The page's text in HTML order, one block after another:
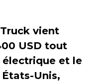
vient
USD tout
et le
Unis,